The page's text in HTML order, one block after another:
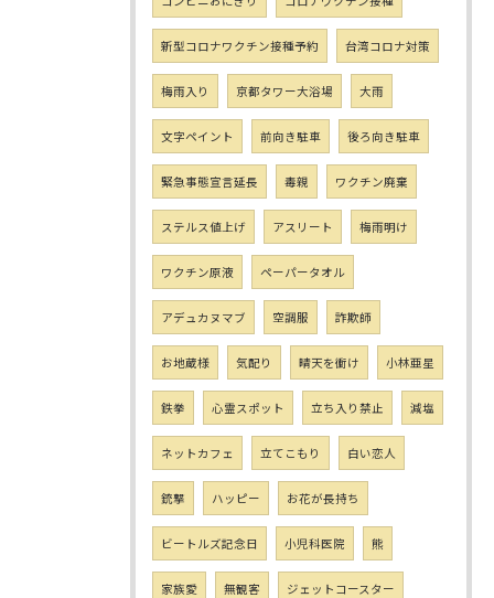
新型コロナワクチン接種予約 台湾コロナ対策
梅雨入り 京都タワー大浴場 大雨
文字ペイント 前向き駐車 後ろ向き駐車
緊急事態宣言延長 毒親 ワクチン廃棄
ステルス値上げ アスリート 梅雨明け
ワクチン原液 ペーパータオル
アデュカヌマブ 空調服 詐欺師
お地蔵様 気配り 晴天を衝け 小林亜星
鉄拳 心霊スポット 立ち入り禁止 減塩
ネットカフェ 立てこもり 白い恋人
銃撃 ハッピー お花が長持ち
ビートルズ記念日 小児科医院 熊
家族愛 無観客 ジェットコースター